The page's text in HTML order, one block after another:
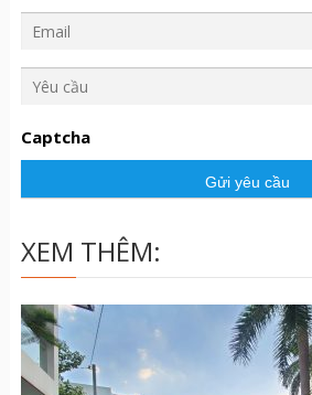
c
ầ
Captcha
XEM THÊM: